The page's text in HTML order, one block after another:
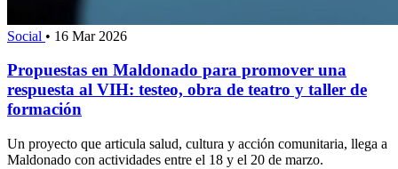
Social • 16 Mar 2026
Propuestas en Maldonado para promover una
respuesta al VIH: testeo, obra de teatro y taller de
formación
Un proyecto que articula salud, cultura y acción comunitaria, llega a
Maldonado con actividades entre el 18 y el 20 de marzo.